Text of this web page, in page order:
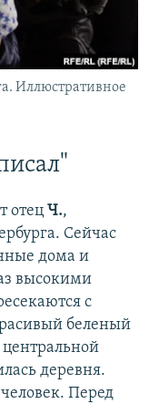
Иллюстративное
отец Ч.,
Сейчас
дома и
высокими
с
беленый
деревня.
Перед